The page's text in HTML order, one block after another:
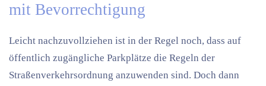
mit Bevorrechtigung
Leicht nachzuvollziehen ist in der Regel noch, dass auf
öffentlich zugängliche Parkplätze die Regeln der
Straßenverkehrsordnung anzuwenden sind. Doch dann